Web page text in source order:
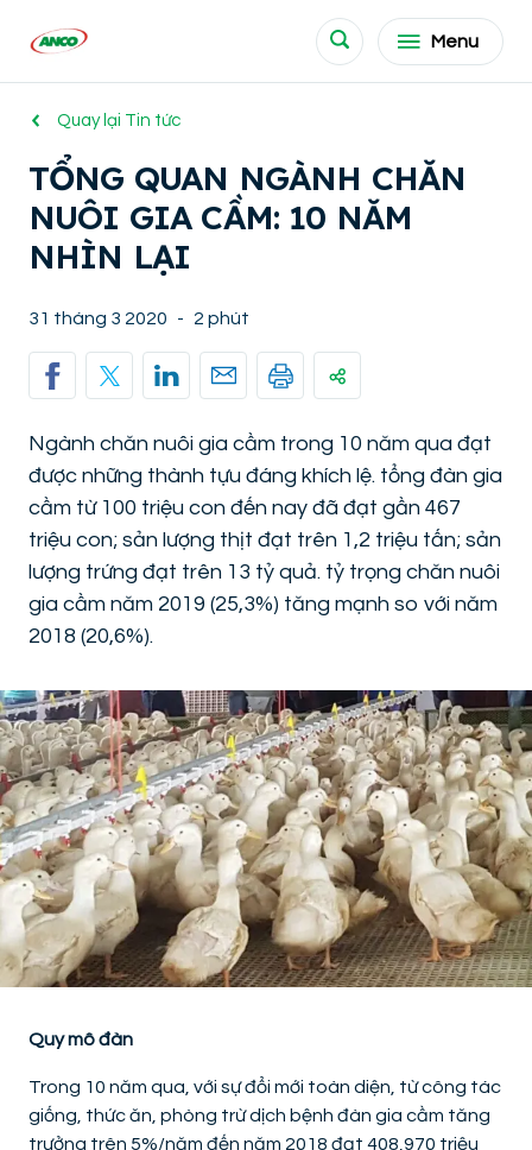
Menu
Quay lại Tin tức
TỔNG QUAN NGÀNH CHĂN
NUÔI GIA CẦM: 10 NĂM
NHÌN LẠI
31 tháng 3 2020 - 2 phút
Ngành chăn nuôi gia cầm trong 10 năm qua đạt
được những thành tựu đáng khích lệ. tổng đàn gia
cầm từ 100 triệu con đến nay đã đạt gần 467
triệu con; sản lượng thịt đạt trên 1,2 triệu tấn; sản
lượng trứng đạt trên 13 tỷ quả. tỷ trọng chăn nuôi
gia cầm năm 2019 (25,3%) tăng mạnh so với năm
2018 (20,6%).
Quy mô đàn
Trong 10 năm qua, với sự đổi mới toàn diện, từ công tác
giống, thức ăn, phòng trừ dịch bệnh đàn gia cầm tăng
trưởng trên 5%/năm đến năm 2018 đạt 408,970 triệu